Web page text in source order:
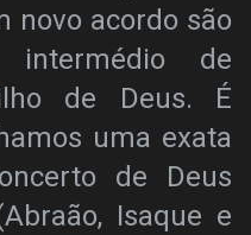
novo acordo são
intermédio de
de Deus. É
uma exata
de Deus
Isaque e